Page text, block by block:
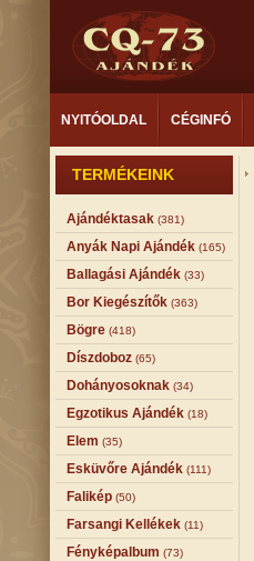
NYITÓOLDAL CÉGINFÓ
TERMÉKEINK
Ajándéktasak (381)
Anyák Napi Ajándék (165)
Ballagási Ajándék (33)
Bor Kiegészítők (363)
Bögre (418)
Díszdoboz (65)
Dohányosoknak (34)
Egzotikus Ajándék (18)
Elem (35)
Esküvőre Ajándék (111)
Falikép (50)
Farsangi Kellékek (11)
Fényképalbum (73)